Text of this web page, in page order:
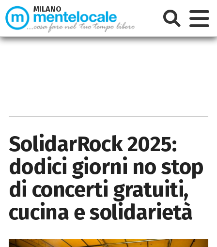
SolidarRock 2025:
dodici giorni no stop
di concerti gratuiti,
cucina e solidarietà
MILANO